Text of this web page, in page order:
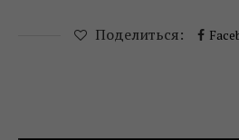
Поделиться: